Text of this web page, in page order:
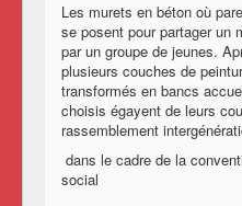
Les murets en béton où
se posent pour partager un
par un groupe de jeunes.
plusieurs couches de
transformés en bancs
choisis égayent de leurs
rassemblement
dans le cadre de la
social